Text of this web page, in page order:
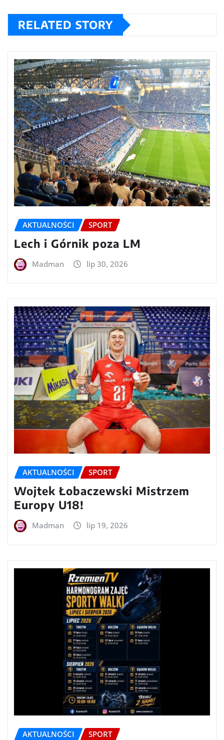
RELATED STORY
AKTUALNOŚCI SPORT
Lech i Górnik poza LM
Madman lip 30, 2026
AKTUALNOŚCI SPORT
Wojtek Łobaczewski Mistrzem
Europy U18!
Madman lip 19, 2026
AKTUALNOŚCI SPORT